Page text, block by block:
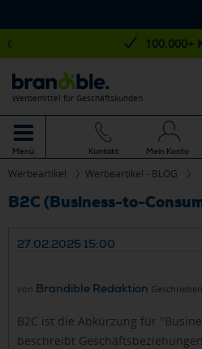
100.000+
Werbemittel für Geschäftskunden
Menü Kontakt Mein Konto
Werbeartikel Werbeartikel - BLOG
B2C (Business-to-
27.02.2025 15:00
von Brandible Redaktion
B2C ist die Abkürzung für
beschreibt